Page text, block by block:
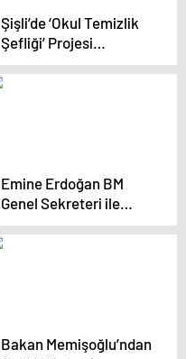
Şişli’de ‘Okul Temizlik
Şefliği’ Projesi
Başlatıldı
Emine Erdoğan BM
Genel Sekreteri ile
Görüştü
Bakan Memişoğlu’ndan